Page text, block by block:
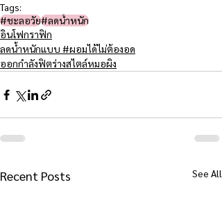
Tags:
#ชะลอวัย​#ลดน้ำหนัก
อินโฟกราฟิก
ลดน้ำหนักแบบ #ผอมได้ไม่ต้องอด
ออกกำลังฟิตร่างสไตล์หมอผิง
Recent Posts See All